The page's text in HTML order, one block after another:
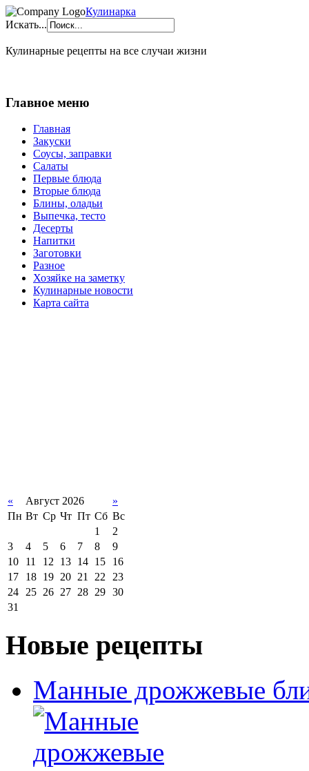
Кулинарка
Искать...
Кулинарные рецепты на все случаи жизни
Главное меню
Главная
Закуски
Соусы, заправки
Салаты
Первые блюда
Вторые блюда
Блины, оладьи
Выпечка, тесто
Десерты
Напитки
Заготовки
Разное
Хозяйке на заметку
Кулинарные новости
Карта сайта
« Август 2026
»
Пн Вт Ср Чт Пт Сб Вс
1
2
3
4 5 6 7 8
9
10
11 12 13 14 15
16
17
18 19 20 21 22 23
24 25 26 27 28 29 30
31
Новые рецепты
Манные дрожжевые